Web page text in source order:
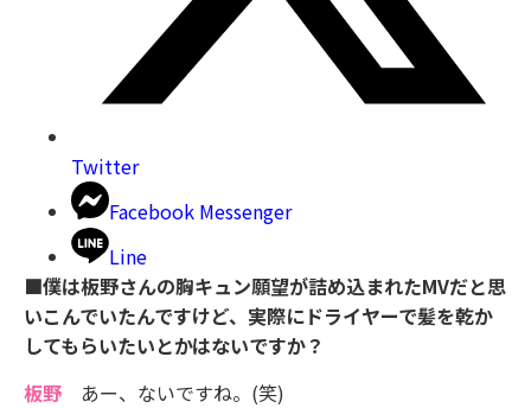
Twitter
Facebook Messenger
Line
■僕は板野さんの胸キュン願望が詰め込まれたMVだと思
いこんでいたんですけど、実際にドライヤーで髪を乾か
してもらいたいとかはないですか？
板野 あー、ないですね。(笑)